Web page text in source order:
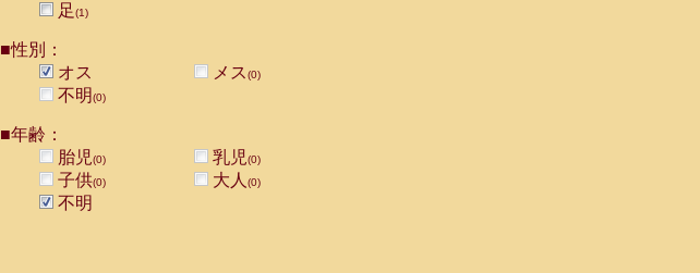
足(1)
■性別：
オス
メス(0)
不明(0)
■年齢：
胎児(0) 乳児(0)
子供(0) 大人 (0)
不明